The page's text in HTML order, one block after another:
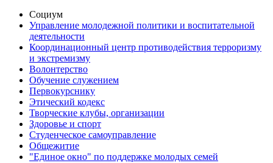
Социум
Управление молодежной политики и воспитательной
деятельности
Координационный центр противодействия терроризму
и экстремизму
Волонтерство
Обучение служением
Первокурснику
Этический кодекс
Творческие клубы, организации
Здоровье и спорт
Студенческое самоуправление
Общежитие
"Единое окно" по поддержке молодых семей